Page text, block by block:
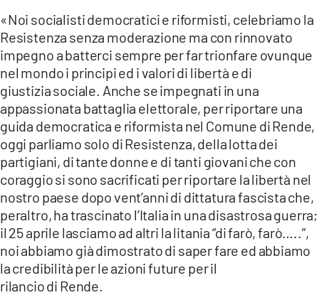
ILVIBONESE.IT
CATANZAROCHANNEL.IT
LACAPITALENEWS.IT
App
ANDROID
APPLE
«Noi socialisti democratici e riformisti, celebriamo la
Resistenza senza moderazione ma con rinnovato
impegno a batterci sempre per far trionfare ovunque
nel mondo i principi ed i valori di libertà e di
giustizia sociale. Anche se impegnati in una
appassionata battaglia elettorale, per riportare una
guida democratica e riformista nel Comune di Rende,
oggi parliamo solo di Resistenza, della lotta dei
partigiani, di tante donne e di tanti giovani che con
coraggio si sono sacrificati per riportare la libertà nel
nostro paese dopo vent’anni di dittatura fascista che,
peraltro, ha trascinato l’Italia in una disastrosa guerra;
il 25 aprile lasciamo ad altri la litania “di farò, farò…..”,
noi abbiamo già dimostrato di saper fare ed abbiamo
la credibilità per le azioni future per il
rilancio di Rende.